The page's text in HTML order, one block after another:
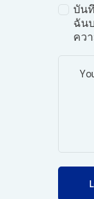
บัน
ฉัน
คว